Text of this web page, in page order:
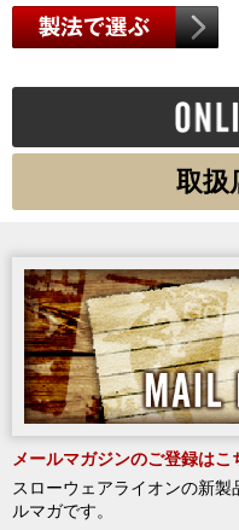
取扱
メールマガジンのご登録はこ
スローウェアライオンの新
ルマガです。